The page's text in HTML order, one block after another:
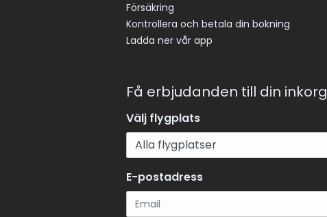
Försäkring
Kontrollera och betala din bokning
Ladda ner vår app
Få erbjudanden till din inkorg
Välj flygplats
E-postadress